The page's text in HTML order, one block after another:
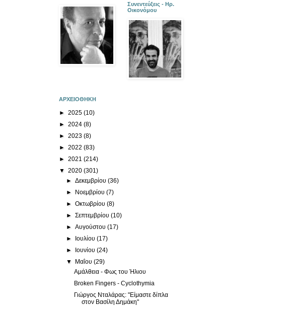
Συνεντεύξεις - Ηρ.
Οικονόμου
ΑΡΧΕΙΟΘΗΚΗ
► 2025 (10)
► 2024 (8)
► 2023 (8)
► 2022 (83)
► 2021 (214)
▼ 2020 (301)
►Δεκεμβρίου(36)
► Νοεμβρίου(7)
►Οκτωβρίου(8)
►Σεπτεμβρίου(10)
►Αυγούστου(17)
► Ιουλίου(17)
► Ιουνίου(24)
▼ Μαΐου(29)
Αμάλθεια - Φως του Ήλιου
Broken Fingers - Cyclothymia
Γιώργος Νταλάρας: "Είμαστε δίπλα
στον Βασίλη Δημάκη"